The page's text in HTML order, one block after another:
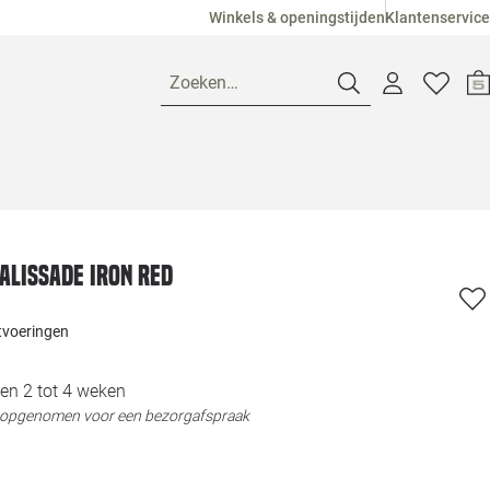
Winkels & openingstijdenKlantenservice
Zoeken…
iron red
2 tot 4 weken
voor een bezorgafspraak